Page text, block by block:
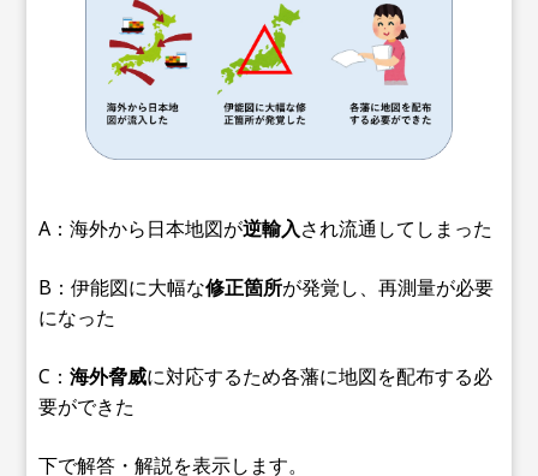
A：海外から日本地図が逆輸入され流通してしまった
B：伊能図に大幅な修正箇所が発覚し、再測量が必要
になった
C：海外脅威に対応するため各藩に地図を配布する必
要ができた
下で解答・解説を表示します。